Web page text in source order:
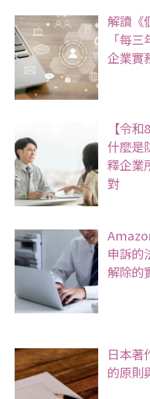
解讀《
「每
企業實
【令
什麼是
釋企業
對
申訴的
解除的
日本著
的原則